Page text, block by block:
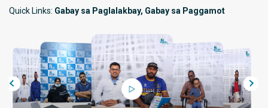
Quick Links: Gabay sa Paglalakbay, Gabay sa Paggamot